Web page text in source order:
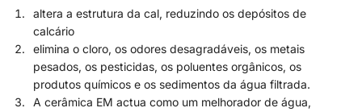
altera a estrutura da cal, reduzindo os depósitos de
calcário
elimina o cloro, os odores desagradáveis, os metais
pesados, os pesticidas, os poluentes orgânicos, os
produtos químicos e os sedimentos da água filtrada.
A cerâmica EM actua como um melhorador de água,